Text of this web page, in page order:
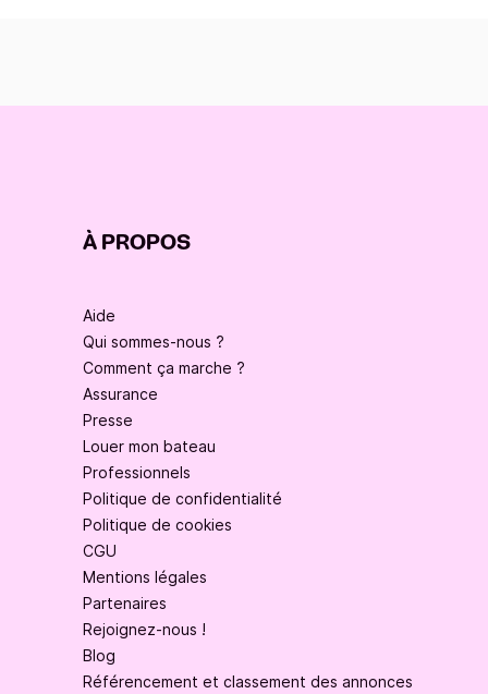
À PROPOS
Aide
Qui sommes-nous ?
Comment ça marche ?
Assurance
Presse
Louer mon bateau
Professionnels
Politique de confidentialité
Politique de cookies
CGU
Mentions légales
Partenaires
Rejoignez-nous !
Blog
Référencement et classement des annonces